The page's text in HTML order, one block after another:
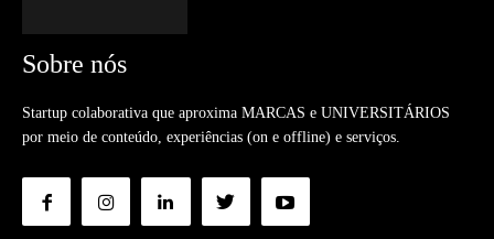
Sobre nós
Startup colaborativa que aproxima MARCAS e UNIVERSITÁRIOS
por meio de conteúdo, experiências (on e offline) e serviços.